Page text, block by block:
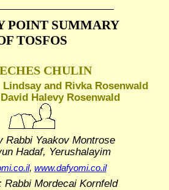
POINT SUMMARY
TOSFOS
CHULIN
and Rivka Rosenwald
Halevy Rosenwald
Rabbi Yaakov Montrose
Hadaf, Yerushalayim
, www.dafyomi.co.il
Rabbi Mordecai Kornfeld